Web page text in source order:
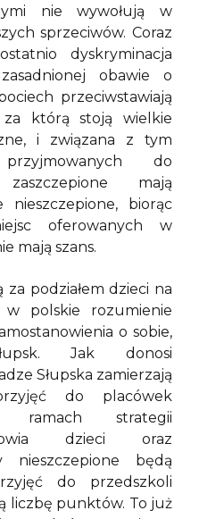
nie wywołują w
sprzeciwów. Coraz
dyskryminacja
obawie o
przeciwstawiają
za którą stoją wielkie
i związana z tym
do
mają
nieszczepione, biorąc
oferowanych w
nie mają szans.
podziałem dzieci na
polskie rozumienie
o sobie,
Jak donosi
Słupska zamierzają
do placówek
ramach strategii
dzieci oraz
nieszczepione będą
do przedszkoli
liczbę punktów. To już